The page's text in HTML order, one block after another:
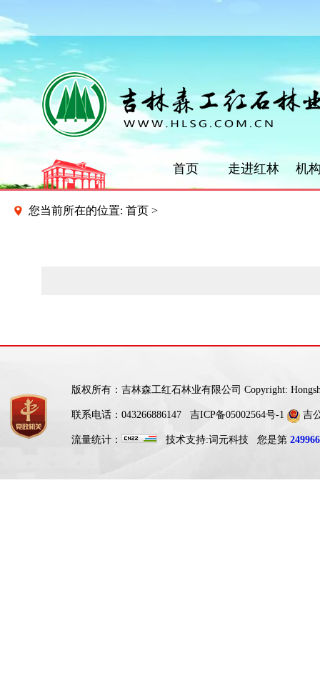
首页 走进红林 机
您当前所在的位置: 首页 >
版权所有：吉林森工红石林业有限公司 Copyright:
联系电话：043266886147 吉ICP备05002564号-1 吉
流量统计： 技术支持:词元科技 您是第